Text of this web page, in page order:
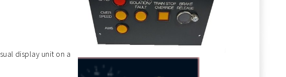
display unit on a